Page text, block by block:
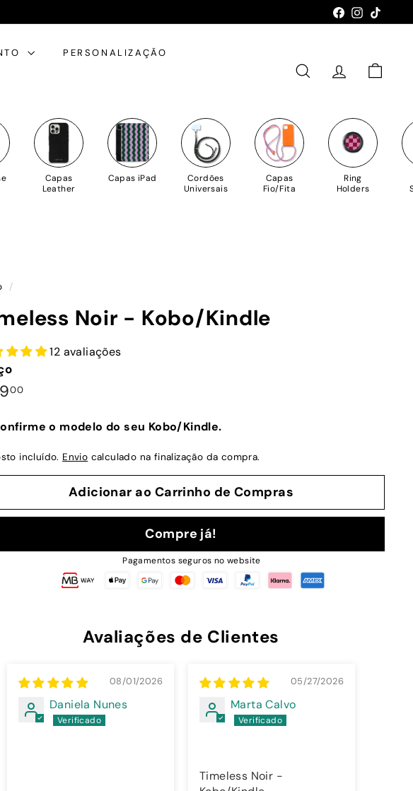
🇪🇺
Facebook
Instagram
PERSONALIZAÇÃO
PESQUISAR
CONTA
Capas
Leather
Capas iPad
Cordões
Universais
Capas
Fio/Fita
Ring
Holders
/
Noir - Kobo/Kindle
12 avaliações
00€29,00
o modelo do seu Kobo/Kindle.
incluído. Envio calculado na finalização da compra.
Adicionar ao Carrinho de Compras
Compre já!
Pagamentos seguros no website
Avaliações de Clientes
08/01/2026
Daniela Nunes
05/27/2026
Marta Calvo
Timeless Noir -